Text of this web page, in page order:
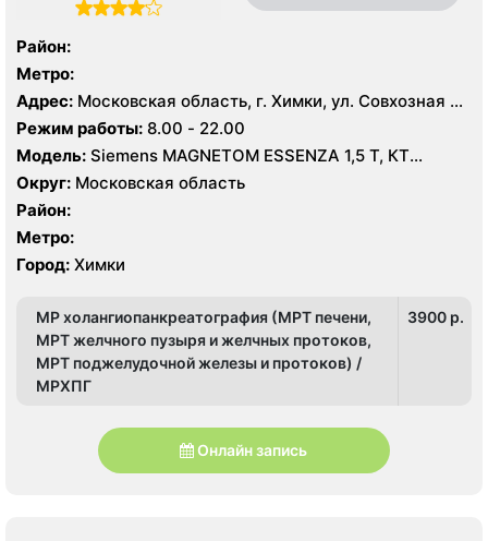
Район:
Метро:
Адрес: Московская область, г. Химки, ул. Совхозная 4,
стр 1
Режим работы: 8.00 - 22.00
Модель: Siemens MAGNETOM ESSENZA 1,5 Т, КТ
Siemens Healthineers 64 среза, УЗИ
Округ: Московская область
Район:
Метро:
Город: Химки
МР холангиопанкреатография (МРТ печени,
МРТ желчного пузыря и желчных протоков,
МРТ поджелудочной железы и протоков) /
МРХПГ
3900 p.
Онлайн запись